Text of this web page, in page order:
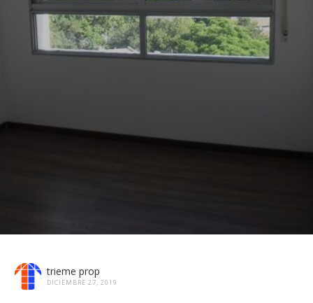
trieme prop
DICIEMBRE 27, 2019